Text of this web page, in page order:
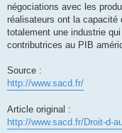
négociations avec les
réalisateurs ont la capacité
totalement une industrie
contributrices au PIB
Source :
http://www.sacd.fr/
Article original :
http://www.sacd.fr/Droit-d-